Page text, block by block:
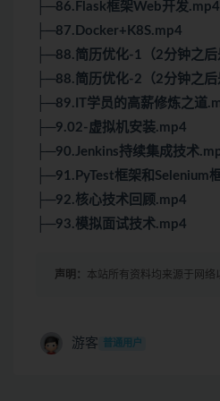
├─86.Flask框架Web开发.mp4
├─87.Docker+K8S.mp4
├─88.简历优化-1（2分钟之
├─88.简历优化-2（2分钟之
├─89.IT学员的高薪修炼之道
├─9.02-虚拟机安装.mp4
├─90.Jenkins持续集成技术
├─91.PyTest框架和Selenium
├─92.核心技术回顾.mp4
├─93.模拟面试技术.mp4
声明： 本站所有资料均来源于网络
游客 普通用户